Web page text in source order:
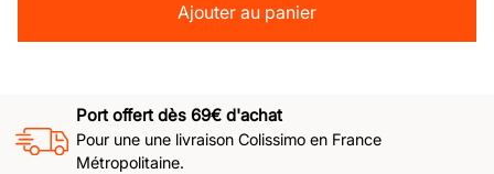
Ajouter au panier
Port offert dès 69€ d'achat
Pour une une livraison Colissimo en France
Métropolitaine.